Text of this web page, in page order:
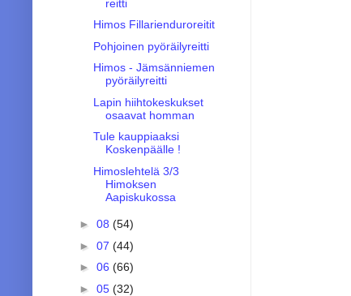
reitti
Himos Fillarienduroreitit
Pohjoinen pyöräilyreitti
Himos - Jämsänniemen
pyöräilyreitti
Lapin hiihtokeskukset
osaavat homman
Tule kauppiaaksi
Koskenpäälle !
Himoslehtelä 3/3
Himoksen
Aapiskukossa
► 08 (54)
► 07 (44)
► 06 (66)
► 05 (32)